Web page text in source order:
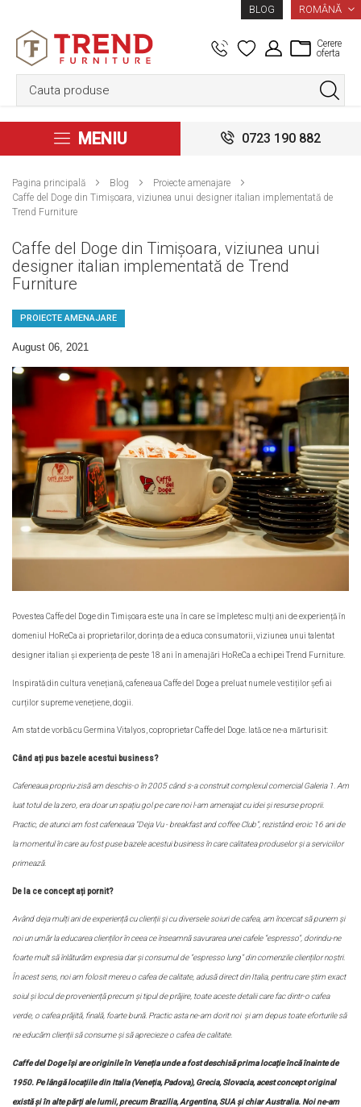
BLOG LIMBA
ROMÂNĂ
Cerere
oferta
MENIU 0723 190 882
Pagina principală Blog
Proiecte amenajare
Caffe del Doge din Timișoara, viziunea unui designer italian implementată de
Trend Furniture
Caffe del Doge din Timișoara, viziunea unui
designer italian implementată de Trend
Furniture
PROIECTE AMENAJARE
August 06, 2021
Povestea Caffe del Doge din Timișoara este una în care se împletesc mulți ani de experiență în
domeniul HoReCa ai proprietarilor, dorința de a educa consumatorii, viziunea unui talentat
designer italian și experiența de peste 18 ani în amenajări HoReCa a echipei Trend Furniture.
Inspirată din cultura venețiană, cafeneaua Caffe del Doge a preluat numele vestiților șefi ai
curților supreme venețiene, dogii.
Am stat de vorbă cu Germina Vitalyos, coproprietar Caffe del Doge. Iată ce ne-a mărturisit:
Când ați pus bazele acestui business?
Cafeneaua propriu-zisă am deschis-o în 2005 când s-a construit complexul comercial Galeria 1. Am
luat totul de la zero, era doar un spațiu gol pe care noi l-am amenajat cu idei și resurse proprii.
Practic, de atunci am fost cafeneaua “Deja Vu - breakfast and coffee Club”, rezistând eroic 16 ani de
la momentul în care au fost puse bazele acestui business în care calitatea produselor și a serviciilor
primează.
De la ce concept ați pornit?
Având deja mulți ani de experiență cu clienții și cu diversele soiuri de cafea, am încercat să punem și
noi un umăr la educarea clienților în ceea ce înseamnă savurarea unei cafele “espresso”, dorindu-ne
foarte mult să înlăturăm expresia dar și consumul de “espresso lung” din comenzile clienților noștri.
În acest sens, noi am folosit mereu o cafea de calitate, adusă direct din Italia, pentru care știm exact
soiul și locul de proveniență precum și tipul de prăjire, toate aceste detalii care fac dintr-o cafea
verde, o cafea prăjită, finală, foarte bună. Practic asta ne-am dorit noi și am depus toate eforturile să
ne educăm clienții să consume și să aprecieze o cafea de calitate.
Caffe del Doge își are originile în Veneția unde a fost deschisă prima locație încă înainte de
1950. Pe lângă locațiile din Italia (Veneția, Padova), Grecia, Slovacia, acest concept original
există și în alte părți ale lumii, precum Brazilia, Argentina, SUA și chiar Australia. Noi ne-am